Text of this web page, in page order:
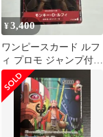
¥3,400
ワンピースカード ルフ
ィ プロモ ジャンプ付録
P-007